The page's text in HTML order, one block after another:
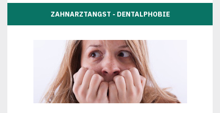
ZAHNARZTANGST - DENTALPHOBIE